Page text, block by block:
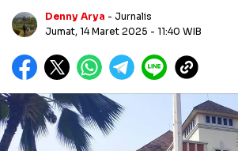
Denny Arya - Jurnalis
Jumat, 14 Maret 2025 - 11:40 WIB